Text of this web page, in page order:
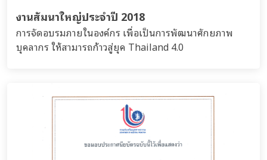
งานสัมนาใหญ่ประจำปี 2018
การจัดอบรมภายในองค์กร เพื่อเป็นการพัฒนาศักยภาพ
บุคลากร ให้สามารถก้าวสู่ยุค Thailand 4.0